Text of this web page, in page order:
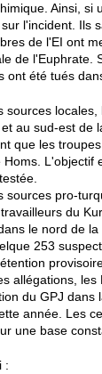
Ainsi, si
l'incident. Ils
de l'EI ont
de l'Euphrate.
ont été tués
sources
au sud-est de
que les
Homs. L'objectif
sources pro-
du
le nord de
253
allégations,
du GPJ dans
année. Les
une base
: